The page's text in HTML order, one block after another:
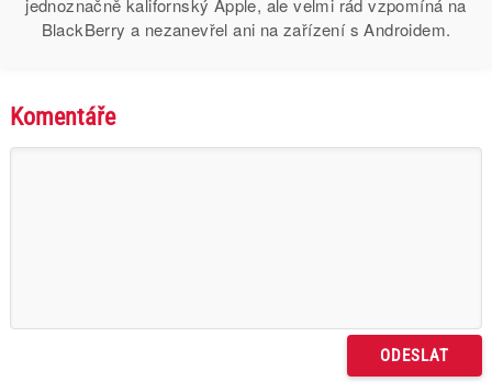
jednoznačně kalifornský Apple, ale velmi rád vzpomíná na
BlackBerry a nezanevřel ani na zařízení s Androidem.
Komentáře